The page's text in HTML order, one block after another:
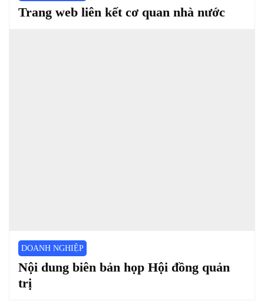
Trang web liên kết cơ quan nhà nước
DOANH NGHIỆP
Nội dung biên bản họp Hội đồng quản
trị